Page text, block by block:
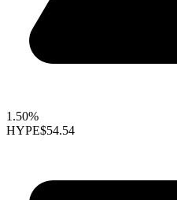
1.50%
HYPE$54.54